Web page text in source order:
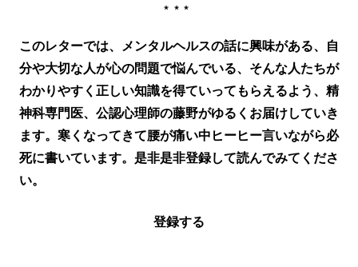
***
このレターでは、メンタルヘルスの話に興味がある、自
分や大切な人が心の問題で悩んでいる、そんな人たちが
わかりやすく正しい知識を得ていってもらえるよう、精
神科専門医、公認心理師の藤野がゆるくお届けしていき
ます。寒くなってきて腰が痛い中ヒーヒー言いながら必
死に書いています。是非是非登録して読んでみてくださ
い。
登録する